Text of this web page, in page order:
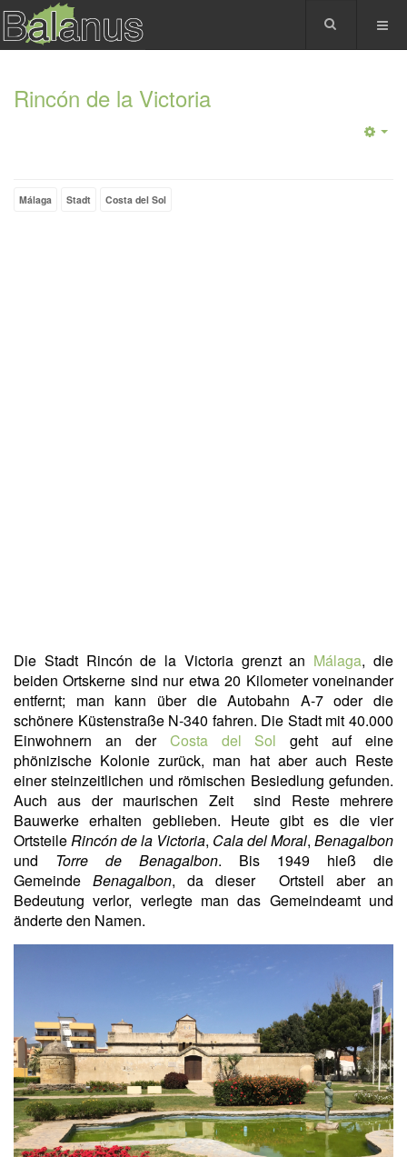
Rincón de la Victoria
Málaga Stadt Costa del Sol
Die Stadt Rincón de la Victoria grenzt an Málaga, die
beiden Ortskerne sind nur etwa 20 Kilometer voneinander
entfernt; man kann über die Autobahn A-7 oder die
schönere Küstenstraße N-340 fahren. Die Stadt mit 40.000
Einwohnern an der Costa del Sol geht auf eine
phönizische Kolonie zurück, man hat aber auch Reste
einer steinzeitlichen und römischen Besiedlung gefunden.
Auch aus der maurischen Zeit sind Reste mehrere
Bauwerke erhalten geblieben. Heute gibt es die vier
OrtsteileRincón de la Victoria, Cala del Moral, Benagalbon
und Torre de Benagalbon. Bis 1949 hieß die
Gemeinde Benagalbon, da dieser Ortsteil aber an
Bedeutung verlor, verlegte man das Gemeindeamt und
änderte den Namen.